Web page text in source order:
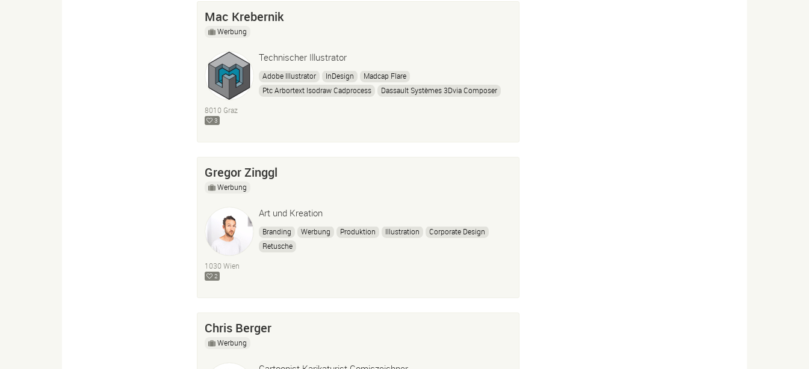
Mac Krebernik
Werbung
Technischer Illustrator
Adobe Illustrator InDesign
Madcap Flare
Ptc Arbortext Isodraw Cadprocess
Dassault Systèmes 3Dvia Composer
8010 Graz
3
Gregor Zinggl
Werbung
Art und Kreation
Branding Werbung Produktion Illustration
Corporate Design
Retusche
1030 Wien
2
Chris Berger
Werbung